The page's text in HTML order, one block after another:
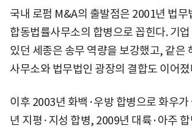
국내 로펌 M&A의 출발점은 2001년 법무
합동법률사무소의 합병으로 꼽힌다. 기업
있던 세종은 송무 역량을 보강했고, 같은
사무소와 법무법인 광장의 결합도 이어졌
이후 2003년 화백·우방 합병으로 화우
년 지평·지성 합병, 2009년 대륙·아주